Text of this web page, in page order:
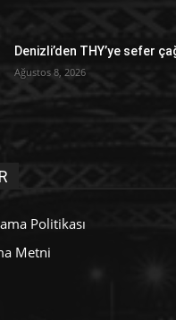
Denizli’den THY’ye sefer
Ağustos 8, 2026
Politikası
Metni